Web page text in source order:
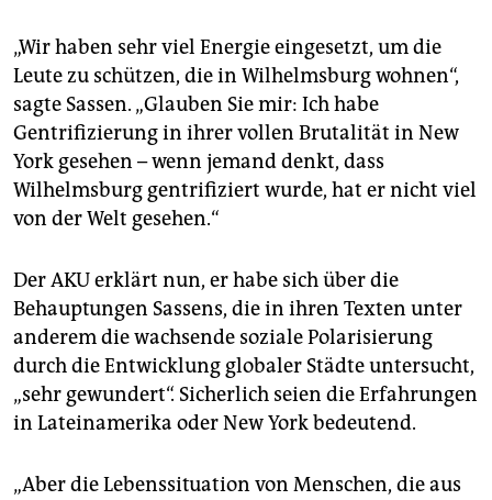
„Wir haben sehr viel Energie eingesetzt, um die
Leute zu schützen, die in Wilhelmsburg wohnen“,
sagte Sassen. „Glauben Sie mir: Ich habe
Gentrifizierung in ihrer vollen Brutalität in New
York gesehen – wenn jemand denkt, dass
Wilhelmsburg gentrifiziert wurde, hat er nicht viel
von der Welt gesehen.“
Der AKU erklärt nun, er habe sich über die
Behauptungen Sassens, die in ihren Texten unter
anderem die wachsende soziale Polarisierung
durch die Entwicklung globaler Städte untersucht,
„sehr gewundert“. Sicherlich seien die Erfahrungen
in Lateinamerika oder New York bedeutend.
„Aber die Lebenssituation von Menschen, die aus